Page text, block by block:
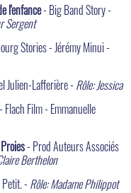
l'enfance- Big Band Story -
Sergent
Stories - Jérémy Minui -
Julien-Lafferière - Rôle: Jessica
Film - Emmanuelle
- Prod Auteurs Associés
Berthelon
- Rôle: Madame Philippot